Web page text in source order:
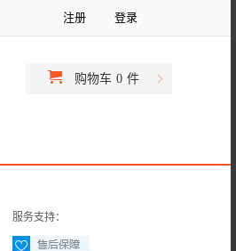
注册 登录
购物车 0 件
服务支持：